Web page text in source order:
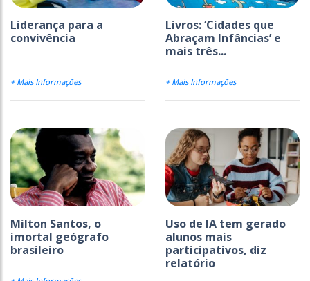
Liderança para a
convivência
+ Mais Informações
Livros: ‘Cidades que
Abraçam Infâncias’ e
mais três...
+ Mais Informações
Milton Santos, o
imortal geógrafo
brasileiro
Uso de IA tem gerado
alunos mais
participativos, diz
relatório